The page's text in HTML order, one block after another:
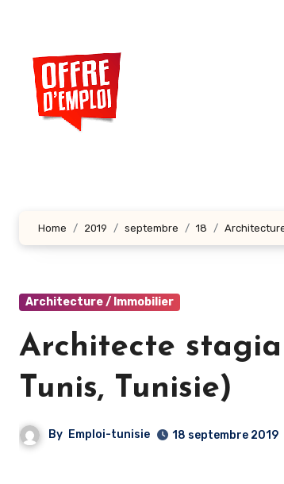
contenu
principal
Home 2019 septembre 18
Architecture / Immobilier
Architecte
Tunis, Tunisie)
By Emploi-tunisie 18 septembre 2019